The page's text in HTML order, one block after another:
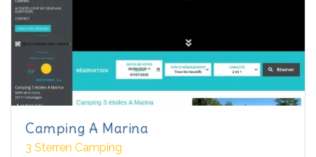
Camping A Marina
3 Sterren Camping